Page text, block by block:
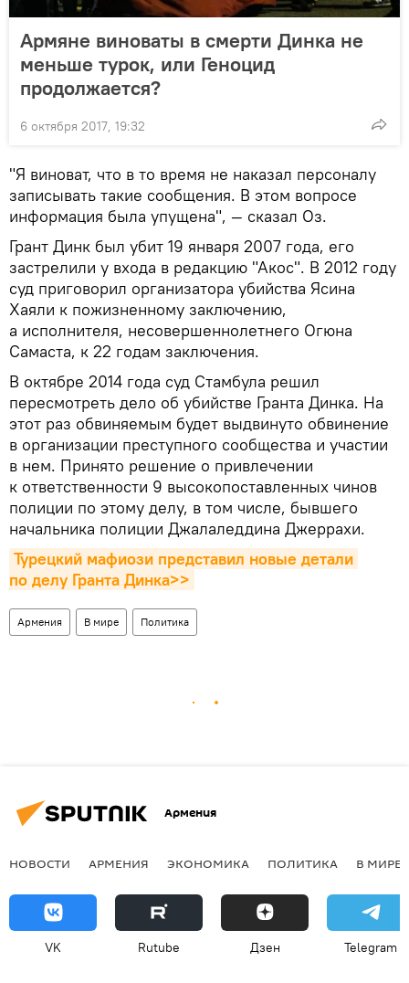
Армяне виноваты в смерти Динка не
меньше турок, или Геноцид
продолжается?
6 октября 2017, 19:32
"Я виноват, что в то время не наказал персоналу
записывать такие сообщения. В этом вопросе
информация была упущена", — сказал Оз.
Грант Динк был убит 19 января 2007 года, его
застрелили у входа в редакцию "Акос". В 2012 году
суд приговорил организатора убийства Ясина
Хаяли к пожизненному заключению,
а исполнителя, несовершеннолетнего Огюна
Самаста, к 22 годам заключения.
В октябре 2014 года суд Стамбула решил
пересмотреть дело об убийстве Гранта Динка. На
этот раз обвиняемым будет выдвинуто обвинение
в организации преступного сообщества и участии
в нем. Принято решение о привлечении
к ответственности 9 высокопоставленных чинов
полиции по этому делу, в том числе, бывшего
начальника полиции Джалаледдина Джеррахи.
Турецкий мафиози представил новые детали
по делу Гранта Динка>>
Армения В мире Политика
Армения
НОВОСТИ АРМЕНИЯ ЭКОНОМИКА ПОЛИТИКА В МИРЕ
VK Rutube Дзен Telegram